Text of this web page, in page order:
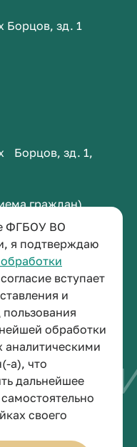
ФГБОУ ВО
я подтверждаю
вступает
и
обработки
а), что
дальнейшее
своего
Борцов, зд. 1
Борцов, зд. 1,
граждан)
Борцов, зд. 1,
с 12.30 до 13.00)
медицинский университет